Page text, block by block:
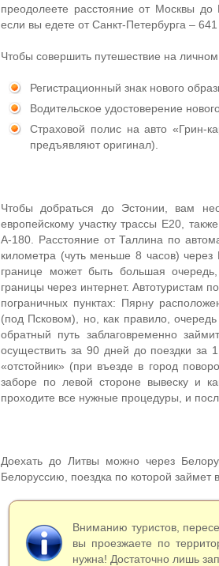
преодолеете расстояние от Москвы
если вы едете от Санкт-Петербурга – 641
Чтобы совершить путешествие на
Регистрационный знак нового
Водительское удостоверение
Страховой полис на авто «Грин-
предъявляют оригинал).
Чтобы добраться до Эстонии, вам
европейскому участку трассы Е20,
А-180. Расстояние от Таллина по
километра (чуть меньше 8 часов)
границе может быть большая
границы через интернет.
пограничных пунктах: Пярну
(под Псковом), но, как правило,
обратный путь заблаговременно
осуществить за 90 дней до поездки за
«отстойник» (при въезде в город
заборе по левой стороне вывеску и
проходите все нужные процедуры, и
Доехать до Литвы можно через
Белоруссию, поездка по которой займет
Вниманию туристов,
вы проезжаете по
нужна! Достаточно лишь